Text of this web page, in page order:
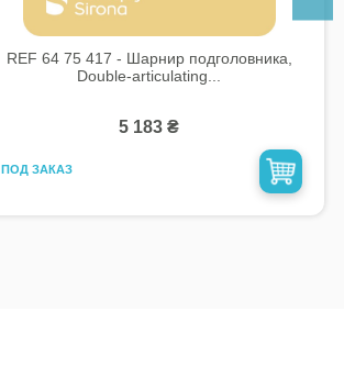
REF 64 75 417 - Шарнир подголовника,
Double-articulating...
5 183 ₴
ПОД ЗАКАЗ